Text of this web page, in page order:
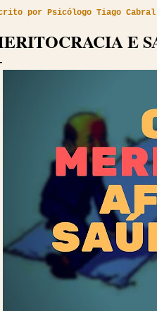
por Psicólogo Tiago Cabral
E